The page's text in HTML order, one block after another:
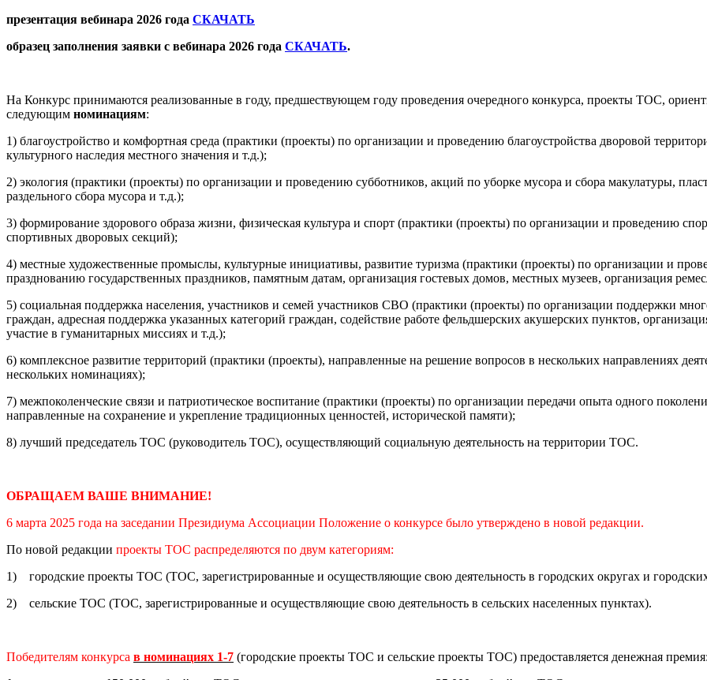
презентация вебинара 2026 года СКАЧАТЬ
образец заполнения заявки с вебинара 2026 года СКАЧАТЬ.
На Конкурс принимаются реализованные в году, предшествующем году проведения очередного конкурса, проекты ТОС,
следующим номинациям:
1) благоустройство и комфортная среда (практики (проекты) по организации и проведению благоустройства дворовой
культурного наследия местного значения и т.д.);
2) экология (практики (проекты) по организации и проведению субботников, акций по уборке мусора и сбора макулатуры,
раздельного сбора мусора и т.д.);
3) формирование здорового образа жизни, физическая культура и спорт (практики (проекты) по организации и проведению
спортивных дворовых секций);
4) местные художественные промыслы, культурные инициативы, развитие туризма (практики (проекты) по организации и
празднованию государственных праздников, памятным датам, организация гостевых домов, местных музеев, организация
5) социальная поддержка населения, участников и семей участников СВО (практики (проекты) по организации поддержки
граждан, адресная поддержка указанных категорий граждан, содействие работе фельдшерских акушерских пунктов,
участие в гуманитарных миссиях и т.д.);
6) комплексное развитие территорий (практики (проекты), направленные на решение вопросов в нескольких направлениях
нескольких номинациях);
7) межпоколенческие связи и патриотическое воспитание (практики (проекты) по организации передачи опыта одного
направленные на сохранение и укрепление традиционных ценностей, исторической памяти);
8) лучший председатель ТОС (руководитель ТОC), осуществляющий социальную деятельность на территории ТОС.
ОБРАЩАЕМ ВАШЕ ВНИМАНИЕ!
6 марта 2025 года на заседании Президиума Ассоциации Положение о конкурсе было утверждено в новой редакции.
По новой редакции проекты ТОС распределяются по двум категориям:
1) городские проекты ТОС (ТОС, зарегистрированные и осуществляющие свою деятельность в городских округах и
2) сельские ТОС (ТОС, зарегистрированные и осуществляющие свою деятельность в сельских населенных пунктах).
Победителям конкурса в номинациях 1-7 (городские проекты ТОС и сельские проекты ТОС) предоставляется денежная премия: